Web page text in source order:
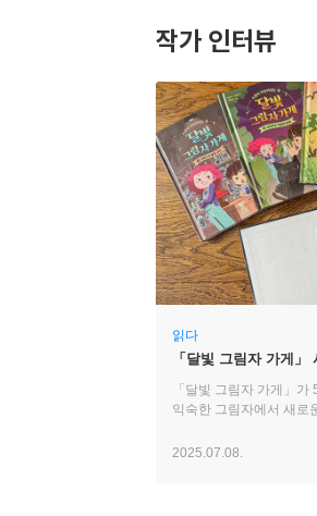
작가 인터뷰
읽다
「달빛 그림자 가게」
「달빛 그림자 가게」
익숙한 그림자에서 새로
2025.07.08.